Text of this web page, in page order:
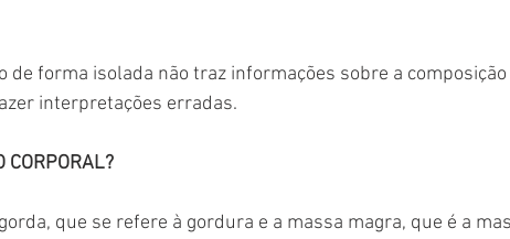
de forma isolada não traz informações sobre a composição
interpretações erradas.
CORPORAL?
que se refere à gordura e a massa magra, que é a